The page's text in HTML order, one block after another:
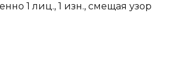
1 лиц., 1 изн., смещая узор